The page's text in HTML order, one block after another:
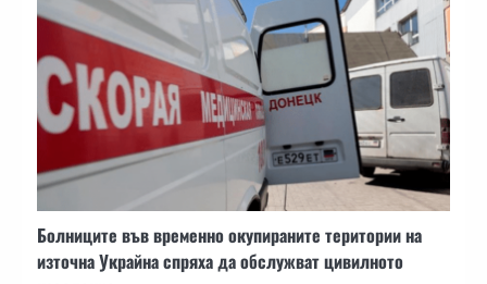
Болниците във временно окупираните територии на
източна Украйна спряха да обслужват цивилното